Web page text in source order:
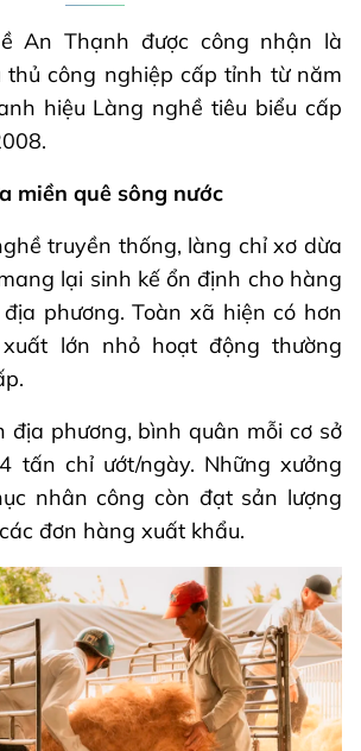
An Thạnh được công nhận là
thủ công nghiệp cấp tỉnh từ năm
hiệu Làng nghề tiêu biểu cấp
miền quê sông nước
truyền thống, làng chỉ xơ dừa
lại sinh kế ổn định cho hàng
phương. Toàn xã hiện có hơn
lớn nhỏ hoạt động thường
địa phương, bình quân mỗi cơ sở
tấn chỉ ướt/ngày. Những xưởng
nhân công còn đạt sản lượng
đơn hàng xuất khẩu.